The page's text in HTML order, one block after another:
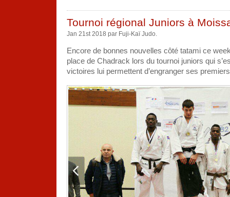
ceintures
couleur
Tournoi régional Juniors à
Jan 21st 2018 par Fuji-Kaï Judo.
Encore de bonnes nouvelles côté tatami ce
place de Chadrack lors du tournoi juniors qui
victoires lui permettent d’engranger ses